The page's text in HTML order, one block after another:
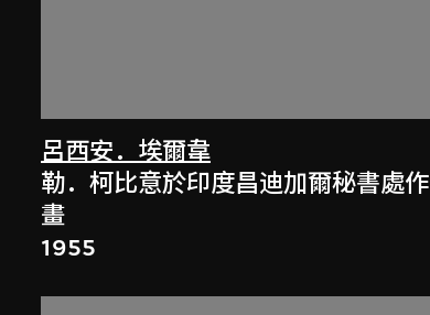
呂西安．埃爾韋
勒．柯比意於印度昌迪加爾秘書處作
畫
1955